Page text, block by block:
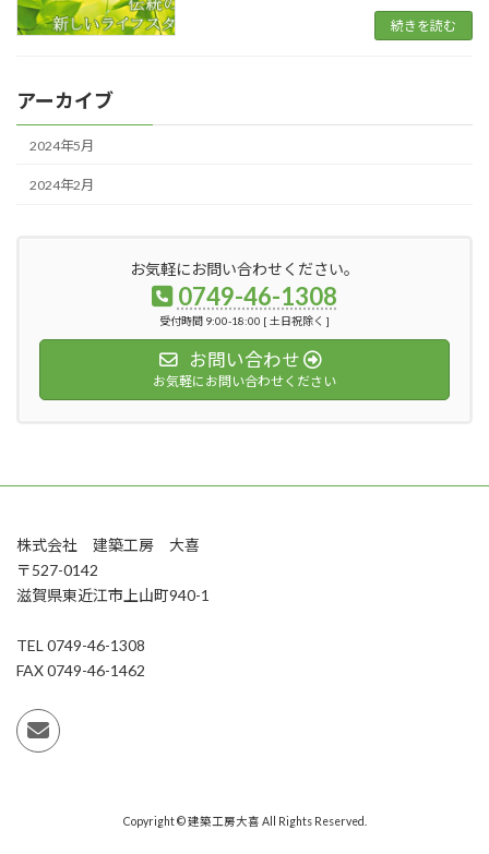
続きを読む
アーカイブ
2024年5月
2024年2月
お気軽にお問い合わせください。
0749-46-1308
受付時間 9:00-18:00 [ 土日祝除く ]
お問い合わせ
お気軽にお問い合わせください
株式会社 建築工房 大喜
〒527-0142
滋賀県東近江市上山町940-1
TEL 0749-46-1308
FAX 0749-46-1462
Copyright © 建築工房大喜 All Rights Reserved.